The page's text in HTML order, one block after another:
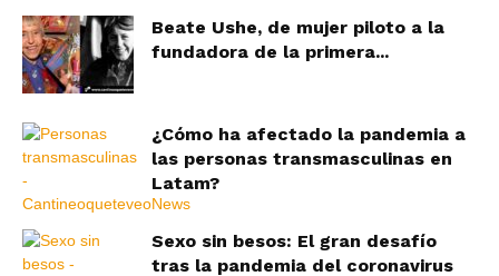
Beate Ushe, de mujer piloto a la
fundadora de la primera...
¿Cómo ha afectado la pandemia a
las personas transmasculinas en
Latam?
Sexo sin besos: El gran desafío
tras la pandemia del coronavirus